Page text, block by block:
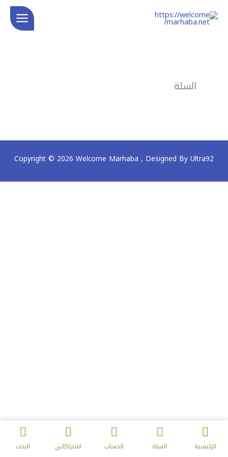
إلى
السلة
Copyright © 2026 Welcome Marhaba , Designed By Ultra92
الرئيسية السلة الحساب اشتراكاتي البحث